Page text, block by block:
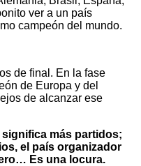
ver a un país
campeón del mundo.
de final. En la fase
de Europa y del
de alcanzar ese
más partidos;
el país organizador
Es una locura.